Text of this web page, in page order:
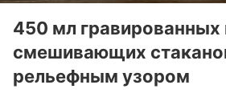
450 мл гравированных
смешивающих
рельефным узором